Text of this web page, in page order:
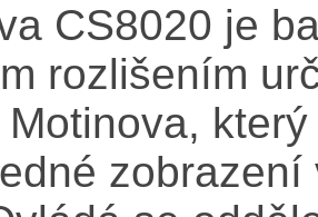
CS8020 je
rozlišením
Motinova,